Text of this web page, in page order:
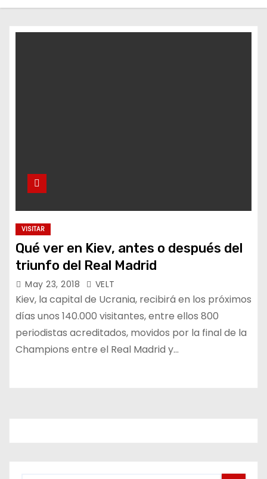
o
VISITAR
Qué ver en Kiev, antes o después del
triunfo del Real Madrid
May 23, 2018 VELT
Kiev, la capital de Ucrania, recibirá en los próximos
días unos 140.000 visitantes, entre ellos 800
periodistas acreditados, movidos por la final de la
Champions entre el Real Madrid y…